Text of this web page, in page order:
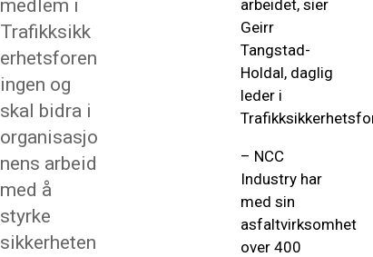
medlem i
Trafikksikk
erhetsforen
ingen og
skal bidra i
organisasjo
nens arbeid
med å
styrke
sikkerheten
arbeidet, sier
Geirr
Tangstad-
Holdal, daglig
leder i
– NCC
Industry har
med sin
asfaltvirksomhet
over 400